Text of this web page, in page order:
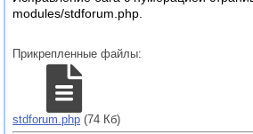
modules/stdforum.php.
Прикрепленные файлы:
stdforum.php (74 Кб)